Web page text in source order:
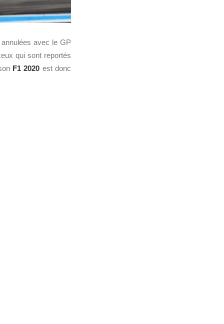
avec le GP
qui sont reportés
F1 2020 est donc